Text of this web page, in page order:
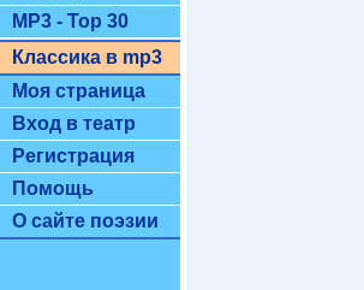
MP3 - Top 30
Классика в mp3
Моя страница
Вход в театр
Регистрация
Помощь
О сайте поэзии